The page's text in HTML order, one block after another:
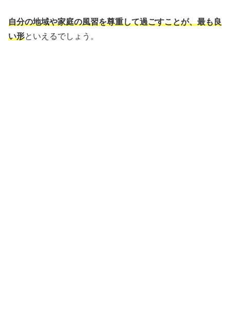
自分の地域や家庭の風習を尊重して過ごすことが、最も良
い形といえるでしょう。